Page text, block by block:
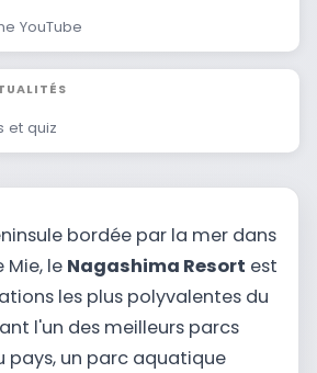
YouTube
et quiz
bordée par la mer dans
le Nagashima Resort est
les plus polyvalentes du
l'un des meilleurs parcs
un parc aquatique